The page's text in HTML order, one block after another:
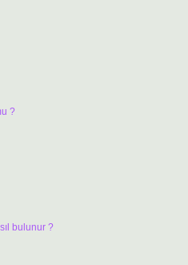
?
bulunur ?